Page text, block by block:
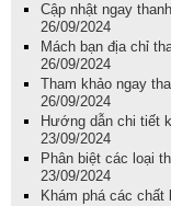
Cập nhật ngay
26/09/2024
Mách bạn địa chỉ
26/09/2024
Tham khảo ngay
26/09/2024
Hướng dẫn chi tiết
23/09/2024
Phân biệt các loại
23/09/2024
Khám phá các